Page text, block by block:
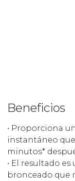
Beneficios
• Proporciona
instantáneo que
minutos*
• El resultado
bronceado que